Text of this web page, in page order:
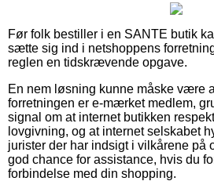
Før folk bestiller i en SANTE butik
sætte sig ind i netshoppens
reglen en tidskrævende opgave.
En nem løsning kunne måske være
forretningen er e-mærket medlem,
signal om at internet butikken
lovgivning, og at internet selskabet
jurister der har indsigt i vilkårene på
god chance for assistance, hvis du
forbindelse med din shopping.